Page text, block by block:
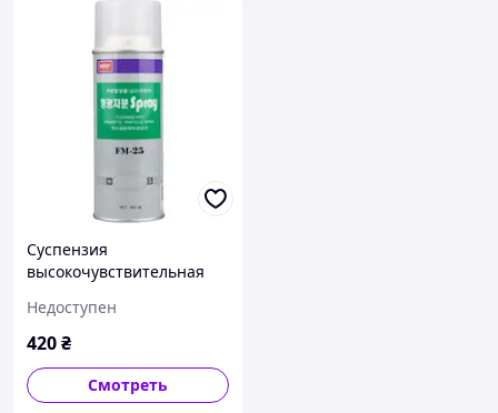
Суспензия
высокочувствительная
Недоступен
420₴
Смотреть